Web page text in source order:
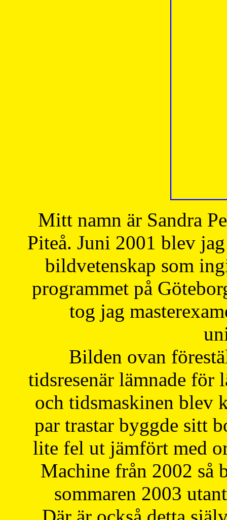
Mitt namn är Sandra
Piteå. Juni 2001 blev
bildvetenskap som
programmet på
tog jag
Bilden ovan
tidsresenär lämnade för
och tidsmaskinen blev
par trastar byggde sitt
lite fel ut jämfört med
Machine från 2002 så
sommaren 2003